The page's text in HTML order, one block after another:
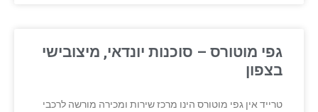
גפי מוטורס – סוכנות יונדאי, מיצובישי
בצפון
טרייד אין גפי מוטורס הינו מרכז שירות ומכירה מורשה לרכבי